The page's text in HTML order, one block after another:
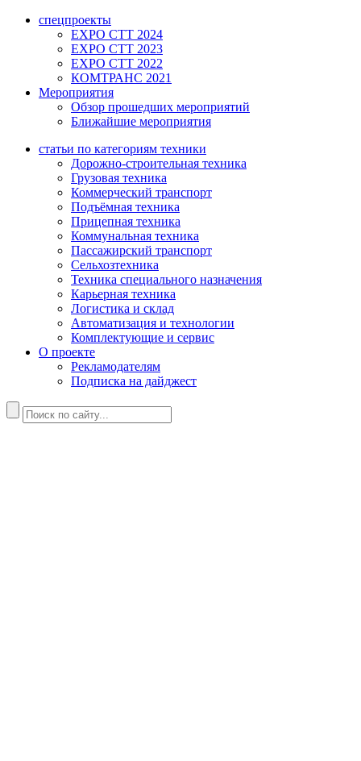
спецпроекты
EXPO CTT 2024
EXPO CTT 2023
EXPO CTT 2022
КОМТРАНС 2021
Мероприятия
Обзор прошедших мероприятий
Ближайшие мероприятия
статьи по категориям техники
Дорожно-строительная техника
Грузовая техника
Коммерческий транспорт
Подъёмная техника
Прицепная техника
Коммунальная техника
Пассажирский транспорт
Сельхозтехника
Техника специального назначения
Карьерная техника
Логистика и склад
Автоматизация и технологии
Комплектующие и сервис
О проекте
Рекламодателям
Подписка на дайджест